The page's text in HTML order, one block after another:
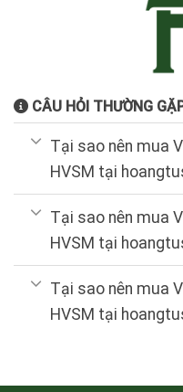
CÂU HỎI THƯỜNG
Tại sao nên mua
HVSM tại
Tại sao nên mua
HVSM tại
Tại sao nên mua
HVSM tại